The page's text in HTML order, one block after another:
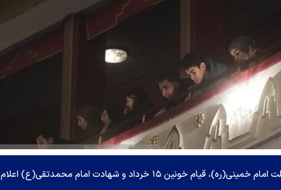
تعطیلی اجرای نمایش‌ها به دلیل همزمانی با ایام رحلت امام خمینی(ره)، قیام خونین ۱۵ خرداد و شهادت امام محمدتقی(ع) اعلام